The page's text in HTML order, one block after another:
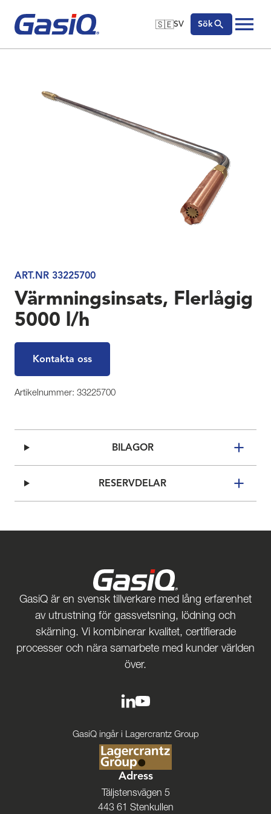
Hoppa till innehåll
🇸🇪SV
🇬🇧English
Sök
ART.NR 33225700
Värmningsinsats, Flerlågig
5000 l/h
Kontakta oss
Artikelnummer: 33225700
BILAGOR
RESERVDELAR
GasiQ är en svensk tillverkare med lång erfarenhet
av utrustning för gassvetsning, lödning och
skärning. Vi kombinerar kvalitet, certifierade
processer och nära samarbete med kunder världen
över.
GasiQ ingår i Lagercrantz Group
Adress
Täljstensvägen 5
443 61 Stenkullen